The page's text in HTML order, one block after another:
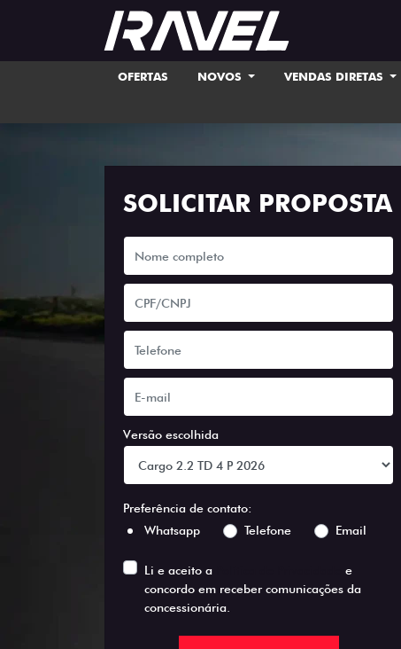
OFERTAS NOVOS VENDAS DIRETAS
SOLICITAR PROPOSTA
Versão escolhida
Preferência de contato:
Whatsapp
Telefone Email
Li e aceito a
e
concordo em receber comunicações da
concessionária.